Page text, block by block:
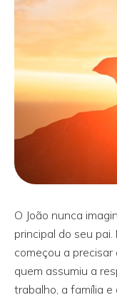
O João nunca
principal do seu
começou a precisar
quem assumiu a
trabalho, a família e